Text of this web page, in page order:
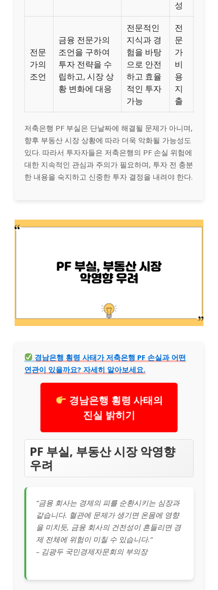
성
전문
가의
조언
금융 전문가의
조언을 구하여
투자 전략을 수
립하고, 시장 상
황 변화에 대응
전문적인
지식과 경
험을 바탕
으로 안전
하고 효율
적인 투자
가능
전
문
가
비
용
지
출
저축은행 PF 부실은 단날짜에 해결될 문제가 아니며,
향후 부동산 시장 상황에 따라 더욱 악화될 가능성도
있다. 따라서 투자자들은 저축은행의 PF 손실 위험에
대한 지속적인 관심과 주의가 필요하며, 투자 전 충분
한 내용을 숙지하고 신중한 투자 결정을 내려야 한다.
경남은행 횡령 사태가 저축은행 PF 손실과 어떤
연관이 있을까요? 자세히 알아보세요.
경남은행 횡령 사태의
진실 밝히기
PF 부실, 부동산 시장 악영향
우려
“금융 회사는 경제의 피를 순환시키는 심장과
같습니다. 혈관에 문제가 생기면 온몸에 영향
을 미치듯, 금융 회사의 건전성이 흔들리면 경
제 전체에 위험이 미칠 수 있습니다.”
– 김광두 국민경제자문회의 부의장